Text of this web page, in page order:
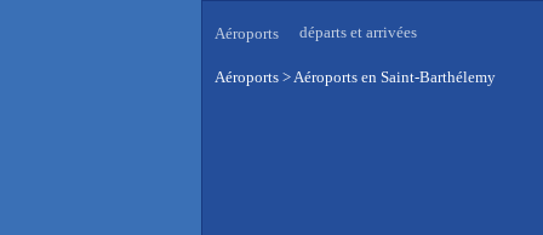
Aéroports départs et arrivées
Aéroports >Aéroports en Saint-Barthélemy